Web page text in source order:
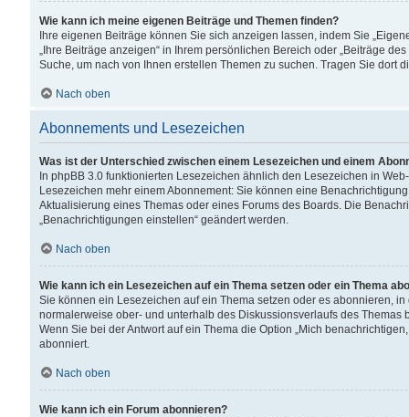
Wie kann ich meine eigenen Beiträge und Themen finden?
Ihre eigenen Beiträge können Sie sich anzeigen lassen, indem Sie
„Ihre Beiträge anzeigen“ in Ihrem persönlichen Bereich oder „Beiträge
Suche, um nach von Ihnen erstellen Themen zu suchen. Tragen Sie dort
Nach oben
Abonnements und Lesezeichen
Was ist der Unterschied zwischen einem Lesezeichen und einem
In phpBB 3.0 funktionierten Lesezeichen ähnlich den Lesezeichen in
Lesezeichen mehr einem Abonnement: Sie können eine
Aktualisierung eines Themas oder eines Forums des Boards. Die
„Benachrichtigungen einstellen“ geändert werden.
Nach oben
Wie kann ich ein Lesezeichen auf ein Thema setzen oder ein Thema
Sie können ein Lesezeichen auf ein Thema setzen oder es abonnieren,
normalerweise ober- und unterhalb des Diskussionsverlaufs des Themas
Wenn Sie bei der Antwort auf ein Thema die Option „Mich
abonniert.
Nach oben
Wie kann ich ein Forum abonnieren?